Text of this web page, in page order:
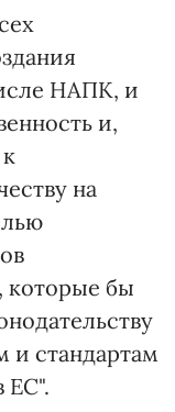
НАПК, и
и,
на
которые бы
и стандартам
ЕС".